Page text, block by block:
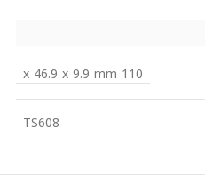
110 x 46.9 x 9.9 mm
TS608